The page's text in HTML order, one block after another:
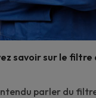
savoir sur le
parler du